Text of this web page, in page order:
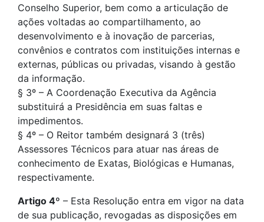
Conselho Superior, bem como a articulação de
ações voltadas ao compartilhamento, ao
desenvolvimento e à inovação de parcerias,
convênios e contratos com instituições internas e
externas, públicas ou privadas, visando à gestão
da informação.
§ 3º – A Coordenação Executiva da Agência
substituirá a Presidência em suas faltas e
impedimentos.
§ 4º – O Reitor também designará 3 (três)
Assessores Técnicos para atuar nas áreas de
conhecimento de Exatas, Biológicas e Humanas,
respectivamente.
Artigo 4º – Esta Resolução entra em vigor na data
de sua publicação, revogadas as disposições em